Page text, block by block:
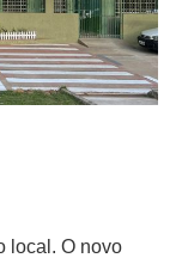
local. O novo